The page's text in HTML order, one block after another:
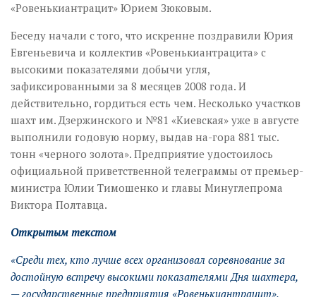
«Ровенькиантрацит» Юрием Зюковым.
Беседу начали с того, что искренне поздравили Юрия
Евгеньевича и коллектив «Ровенькиантрацита» с
высокими показателями добычи угля,
зафиксированными за 8 месяцев 2008 года. И
действительно, гордиться есть чем. Несколько участков
шахт им. Дзержинского и №81 «Киевская» уже в августе
выполнили годовую норму, выдав на-гора 881 тыс.
тонн «черного золота». Предприятие удостоилось
официальной приветственной телеграммы от премьер-
министра Юлии Тимошенко и главы Минуглепрома
Виктора Полтавца.
Открытым текстом
«Среди тех, кто лучше всех организовал соревнование за
достойную встречу высокими показателями Дня шахтера,
— государственные предприятия «Ровенькиантрацит»,